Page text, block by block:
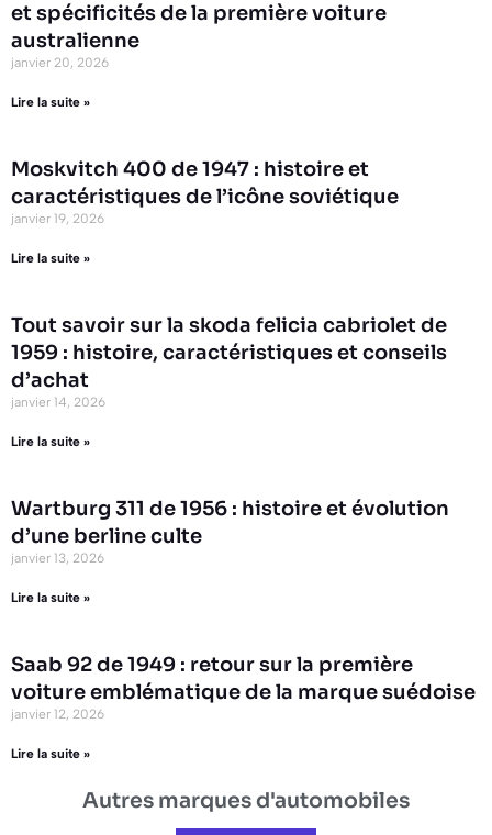
et spécificités de la première voiture
australienne
janvier 20, 2026
Lire la suite »
Moskvitch 400 de 1947 : histoire et
caractéristiques de l’icône soviétique
janvier 19, 2026
Lire la suite »
Tout savoir sur la skoda felicia cabriolet de
1959 : histoire, caractéristiques et conseils
d’achat
janvier 14, 2026
Lire la suite »
Wartburg 311 de 1956 : histoire et évolution
d’une berline culte
janvier 13, 2026
Lire la suite »
Saab 92 de 1949 : retour sur la première
voiture emblématique de la marque suédoise
janvier 12, 2026
Lire la suite »
Autres marques d'automobiles